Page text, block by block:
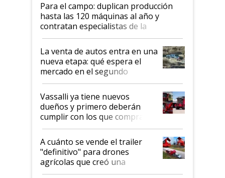
Para el campo: duplican producción
hasta las 120 máquinas al año y
contratan especialistas de la
industria automotriz para lograrlo
La venta de autos entra en una
nueva etapa: qué espera el
mercado en el segundo
semestre
Vassalli ya tiene nuevos
dueños y primero deberán
cumplir con los que compraron
cosechadoras y todavía no las
recibieron: quién está detrás
del rescate de la empresa
A cuánto se vende el trailer
"definitivo" para drones
agrícolas que creó una
empresa argentina: "Veíamos a